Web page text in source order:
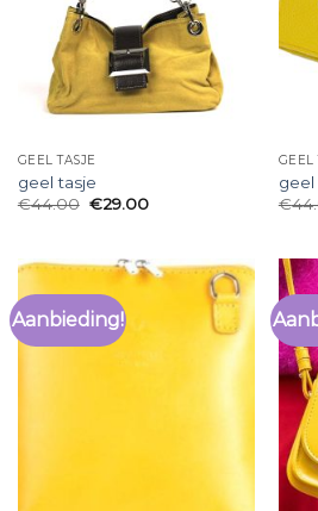
GEEL TASJE
geel tasje
€44.00 €29.00
GEEL
geel
€
Aanbieding!